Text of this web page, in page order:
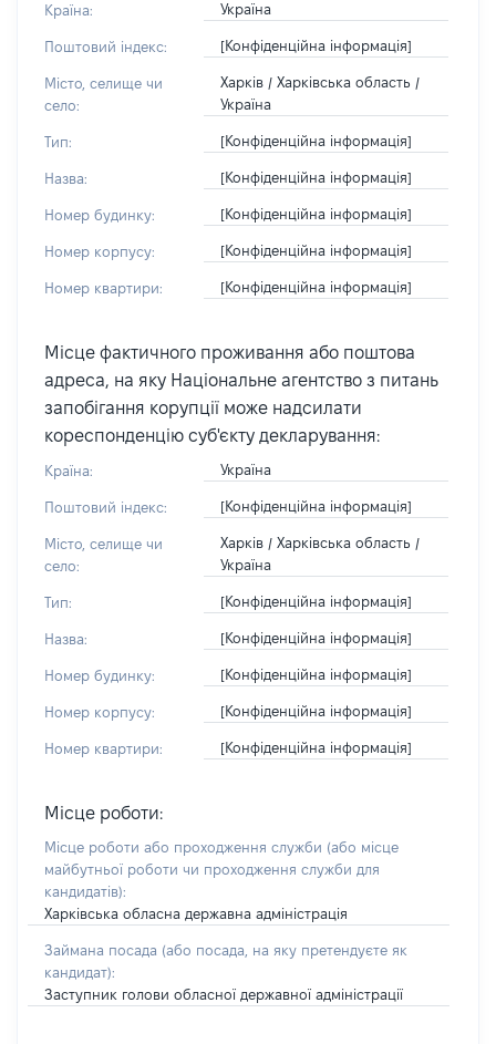
Країна: Україна
Поштовий індекс: [Конфіденційна інформація]
Місто, селище чи
село:
Харків / Харківська область /
Україна
Тип: [Конфіденційна інформація]
Назва: [Конфіденційна інформація]
Номер будинку: [Конфіденційна інформація]
Номер корпусу: [Конфіденційна інформація]
Номер квартири: [Конфіденційна інформація]
Місце фактичного проживання або поштова
адреса, на яку Національне агентство з питань
запобігання корупції може надсилати
кореспонденцію суб'єкту декларування:
Країна: Україна
Поштовий індекс: [Конфіденційна інформація]
Місто, селище чи
село:
Харків / Харківська область /
Україна
Тип: [Конфіденційна інформація]
Назва: [Конфіденційна інформація]
Номер будинку: [Конфіденційна інформація]
Номер корпусу: [Конфіденційна інформація]
Номер квартири: [Конфіденційна інформація]
Місце роботи:
Місце роботи або проходження служби (або місце
майбутньої роботи чи проходження служби для
кандидатів):
Харківська обласна державна адміністрація
Займана посада (або посада, на яку претендуєте як
кандидат):
Заступник голови обласної державної адміністрації